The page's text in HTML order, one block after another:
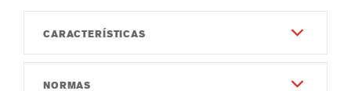
CARACTERÍSTICAS
Durabilidad
NORMAS